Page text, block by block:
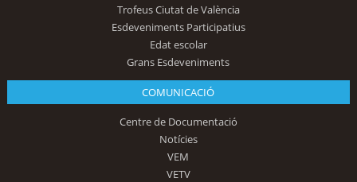
Trofeus Ciutat de València
Esdeveniments Participatius
Edat escolar
Grans Esdeveniments
COMUNICACIÓ
Centre de Documentació
Notícies
VEM
VETV